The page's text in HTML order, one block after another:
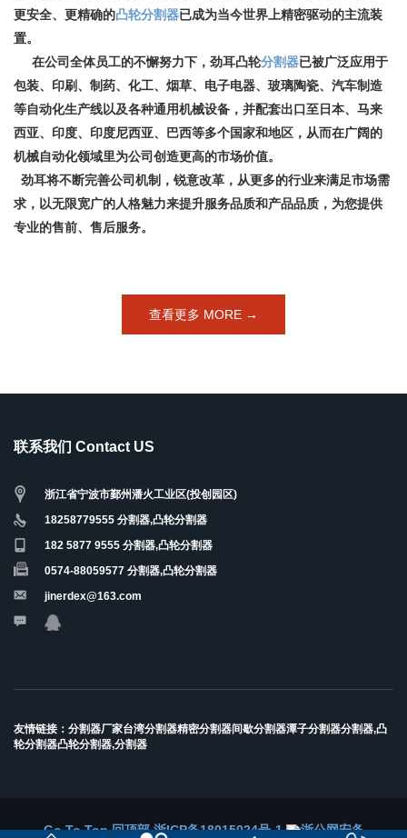
更安全、更精确的凸轮分割器已成为当今世界上精密驱动的主流装
置。
在公司全体员工的不懈努力下，劲耳凸轮分割器已被广泛应用于
包装、印刷、制药、化工、烟草、电子电器、玻璃陶瓷、汽车制造
等自动化生产线以及各种通用机械设备，并配套出口至日本、马来
西亚、印度、印度尼西亚、巴西等多个国家和地区，从而在广阔的
机械自动化领域里为公司创造更高的市场价值。
劲耳将不断完善公司机制，锐意改革，从更多的行业来满足市场需
求，以无限宽广的人格魅力来提升服务品质和产品品质，为您提供
专业的售前、售后服务。
查看更多 MORE →
联系我们 Contact US
浙江省宁波市鄞州潘火工业区(投创园区)
18258779555 分割器,凸轮分割器
182 5877 9555 分割器,凸轮分割器
0574-88059577 分割器,凸轮分割器
jinerdex@163.com
友情链接： 分割器厂家台湾分割器精密分割器间歇分割器潭子分割器分割器,凸
轮分割器凸轮分割器,分割器
Go To Top 回顶部浙ICP备18015024号-1 浙公网安备